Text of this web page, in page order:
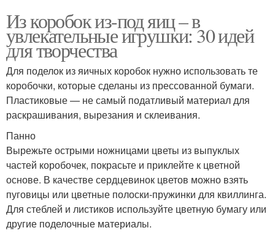
Из коробок из-под яиц – в
увлекательные игрушки: 30 идей
для творчества
Для поделок из яичных коробок нужно использовать те
коробочки, которые сделаны из прессованной бумаги.
Пластиковые — не самый податливый материал для
раскрашивания, вырезания и склеивания.
Панно
Вырежьте острыми ножницами цветы из выпуклых
частей коробочек, покрасьте и приклейте к цветной
основе. В качестве сердцевинок цветов можно взять
пуговицы или цветные полоски-пружинки для квиллинга.
Для стеблей и листиков используйте цветную бумагу или
другие поделочные материалы.